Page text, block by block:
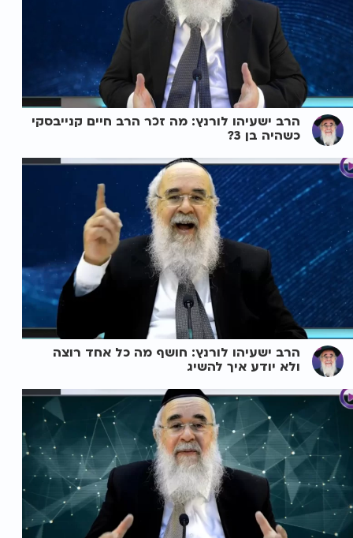
הרב ישעיהו לורנץ: מה זכר הרב חיים קנייבסקי
כשהיה בן 3?
הרב ישעיהו לורנץ: חושף מה כל אחד רוצה
ולא יודע איך להשיג